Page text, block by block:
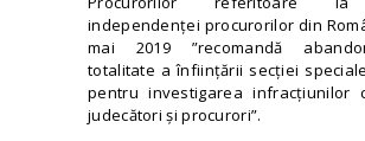
independenței procurorilor din
mai 2019 ”recomandă
totalitate a înființării secției
pentru investigarea infracțiunilor
judecători și procurori”.